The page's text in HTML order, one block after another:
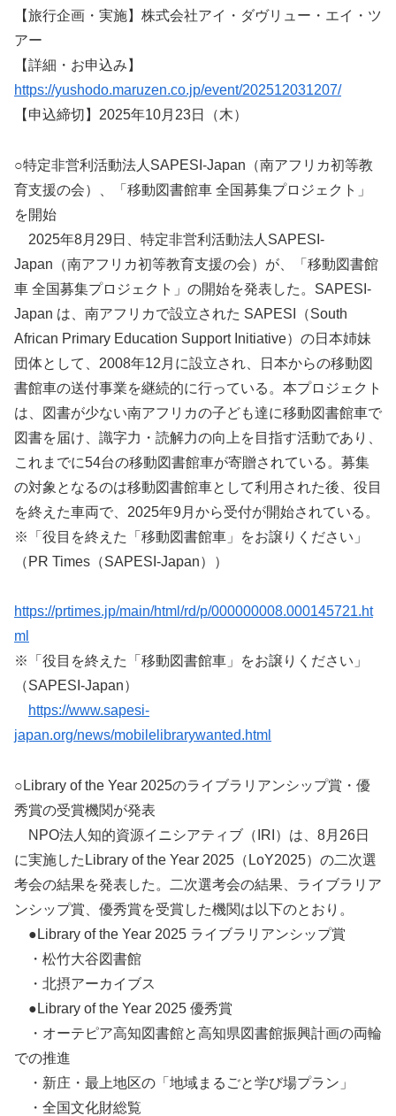
【旅行企画・実施】株式会社アイ・ダヴリュー・エイ・ツ
アー
【詳細・お申込み】
https://yushodo.maruzen.co.jp/event/202512031207/
【申込締切】2025年10月23日（木）
○特定非営利活動法人SAPESI-Japan（南アフリカ初等教
育支援の会）、「移動図書館車 全国募集プロジェクト」
を開始
2025年8月29日、特定非営利活動法人SAPESI-
Japan（南アフリカ初等教育支援の会）が、「移動図書館
車 全国募集プロジェクト」の開始を発表した。SAPESI-
Japan は、南アフリカで設立された SAPESI（South
African Primary Education Support Initiative）の日本姉妹
団体として、2008年12月に設立され、日本からの移動図
書館車の送付事業を継続的に行っている。本プロジェクト
は、図書が少ない南アフリカの子ども達に移動図書館車で
図書を届け、識字力・読解力の向上を目指す活動であり、
これまでに54台の移動図書館車が寄贈されている。募集
の対象となるのは移動図書館車として利用された後、役目
を終えた車両で、2025年9月から受付が開始されている。
※「役目を終えた「移動図書館車」をお譲りください」
（PR Times（SAPESI-Japan））
https://prtimes.jp/main/html/rd/p/000000008.000145721.ht
ml
※「役目を終えた「移動図書館車」をお譲りください」
（SAPESI-Japan）
https://www.sapesi-
japan.org/news/mobilelibrarywanted.html
○Library of the Year 2025のライブラリアンシップ賞・優
秀賞の受賞機関が発表
NPO法人知的資源イニシアティブ（IRI）は、8月26日
に実施したLibrary of the Year 2025（LoY2025）の二次選
考会の結果を発表した。二次選考会の結果、ライブラリア
ンシップ賞、優秀賞を受賞した機関は以下のとおり。
●Library of the Year 2025 ライブラリアンシップ賞
・松竹大谷図書館
・北摂アーカイブス
●Library of the Year 2025 優秀賞
・オーテピア高知図書館と高知県図書館振興計画の両輪
での推進
・新庄・最上地区の「地域まるごと学び場プラン」
・全国文化財総覧